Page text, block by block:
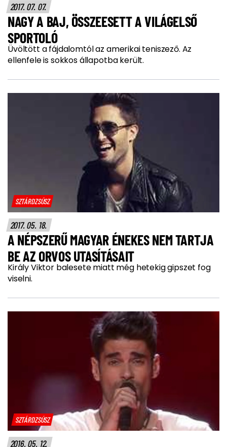
2017. 07. 07.
NAGY A BAJ, ÖSSZEESETT A VILÁGELSŐ
SPORTOLÓ
Üvöltött a fájdalomtól az amerikai teniszező. Az
ellenfele is sokkos állapotba került.
SZTÁRDZSÚSZ
2017. 05. 18.
A NÉPSZERŰ MAGYAR ÉNEKES NEM TARTJA
BE AZ ORVOS UTASÍTÁSAIT
Király Viktor balesete miatt még hetekig gipszet fog
viselni.
SZTÁRDZSÚSZ
2016. 05. 12.